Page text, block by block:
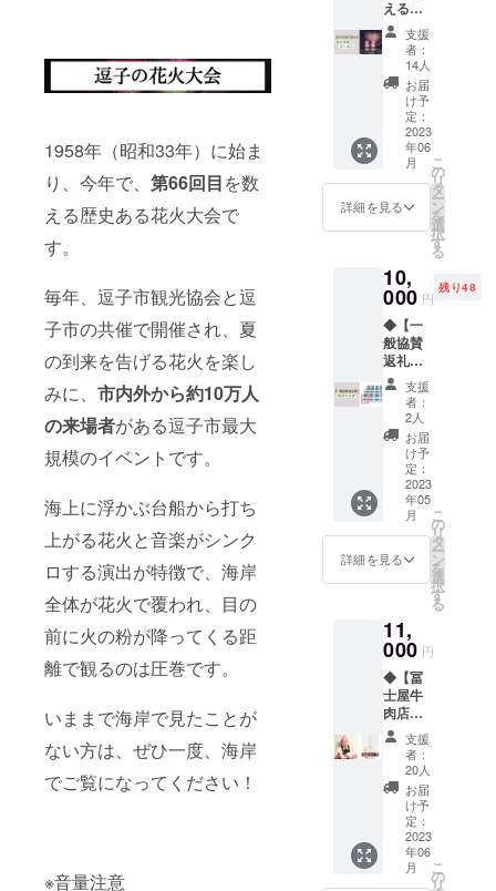
1958年（昭和33年）に始ま
り、今年で、 第66回目を数
える歴史ある花火大会で
す。
毎年、逗子市観光協会と逗
子市の共催で開催され、夏
の到来を告げる花火を楽し
みに、 市内外から約10万人
の来場者がある逗子市最大
規模のイベントです。
海上に浮かぶ台船から打ち
上がる花火と音楽がシンク
ロする演出が特徴で、海岸
全体が花火で覆われ、目の
前に火の粉が降ってくる距
離で観るのは圧巻です。
いままで海岸で見たことが
ない方は、ぜひ一度、海岸
でご覧になってください！
※音量注意
流通し
ていま
せん。
とても
希少価
値の高
いフ
ルーツ
と言え
ます。
では、
スー
として
以前か
ら注目
されて
いま
す。 ＼
＼原料
で使わ
れてい
るルク
マの特
徴／／
1. ペ
ルーの
オーガ
工場か
ら直
やEUな
どオー
ガニッ
ク認証
取得し
ている
工場と
直接契
約を交
わし、
仕入れ
ていま
す。 2.
こだわ
りの品
ソース
類を逗
子の工
房で手
作りで
加工。
下記い
ずれか
から季
節に合
わせて3
本お送
ムキャ
ニング
瓶詰
め：内
容量
110g ・
ベジ
バー
ニャ
ビーツ
・ベジ
バー
ニャ
ニンジ
ン ・ベ
ニャ
トマト
グリー
ン ・香
味オイ
ル ・
季節限
定ソー
ス 等
アレル
ギー：
小麦・
落花生
（ピー
ナッ
ツ）・
アーモ
が店名
（ラ・
シャッ
ト・ロ
ンロン
＝仏語
で猫が
ゴロゴ
ロ）や
ロゴも
猫にこ
だわ
ずつ増
やして
きた。
猫型
クッ
キー含
むア
ソート
焼菓
子 9種
ぱく愛
猫ライ
アンが
美味し
いクッ
キーが
かわい
い「猫
缶」
に！ 食
べた後
は、小
物入れ
やアク
セサ
リーの
収納に
どうぞ♪
猫缶
（サイ
ズ：
える花
火応援
クーポ
ン】 ご
支援感
謝の
メール
送付と
花火応
援店舗
一覧の
中か
ら、期
間限定
る2000
円分の
クーポ
ンを発
行致し
ます。
・逗子
市内の
花火応
援店舗
でのみ
クーポ
ンは使
用でき
ます。
・花火
応援店
HPにて
公開さ
せて頂
きま
す。 ・
クーポ
ンは
紙、も
しくは
電子
クーポ
ンにて
お届け
致しま
す。 ・
支援
者：
14人
お届
け予
定：
2023
年06
月
詳細を見る
こ
の
リ
タ
ー
ン
を
選
択
す
る
10,
000 円
残り48
◆【一
般協賛
返礼
席】限
定50席
花火が
よく見
える場
所に指
定席を
ご用意
※席のみ
のご用
意とな
りま
す。 ・
のチ
ケット1
枚で1名
分のチ
ケット
となり
ますの
で、必
ず必要
人数分
のご支
援をお
願い致
しま
す。 ・
支援
者：
2人
お届
け予
定：
2023
年05
月
詳細を見る
こ
の
リ
タ
ー
ン
を
選
択
す
る
11,
000 円
◆【冨
士屋牛
肉店】
葉山
牛・松
坂牛カ
タログ
ギフト
＝＝＝
＝＝＝
＝＝＝
＝ 有限
支援
者：
20人
お届
け予
定：
2023
年06
月
こ
の
リ